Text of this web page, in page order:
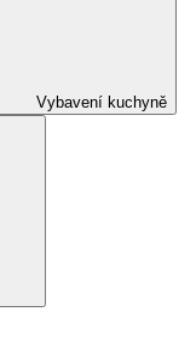
Vybavení kuchyně